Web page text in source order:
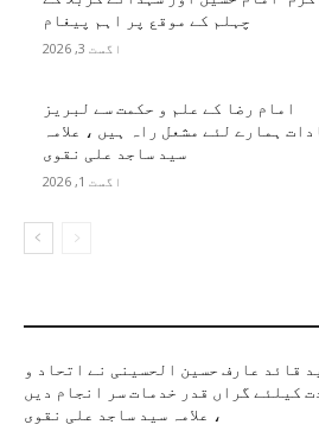
چہلم کے موقع پر اہم پیغام
اگست 3, 2026
امام رضا کے علم و حکمت سے لبریز
ہمارے لئے مشعل راہ ہیں ، علامہ
سید ساجد علی نقوی
اگست 1, 2026
قائد عارف حسین الحسینی نے اتحاد و
کیلئے گراں قدر خدمات سر انجام دیں
، علامہ سید ساجد علی نقوی